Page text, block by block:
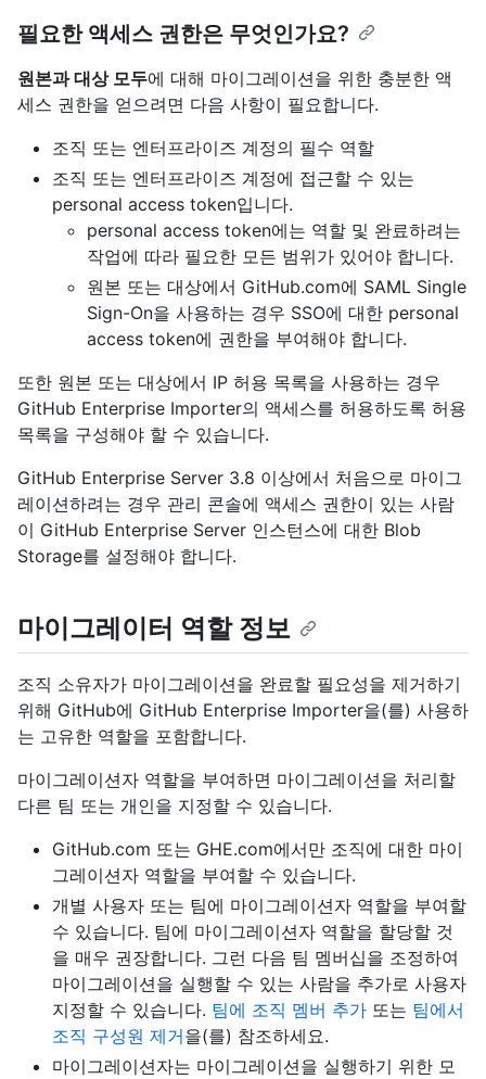
필요한 액세스 권한은 무엇인가요?
원본과 대상 모두에 대해 마이그레이션을 위한 충분한 액
세스 권한을 얻으려면 다음 사항이 필요합니다.
조직 또는 엔터프라이즈 계정의 필수 역할
조직 또는 엔터프라이즈 계정에 접근할 수 있는
personal access token입니다.
personal access token에는 역할 및 완료하려는
작업에 따라 필요한 모든 범위가 있어야 합니다.
원본 또는 대상에서 GitHub.com에 SAML Single
Sign-On을 사용하는 경우 SSO에 대한 personal
access token에 권한을 부여해야 합니다.
또한 원본 또는 대상에서 IP 허용 목록을 사용하는 경우
GitHub Enterprise Importer의 액세스를 허용하도록 허용
목록을 구성해야 할 수 있습니다.
GitHub Enterprise Server 3.8 이상에서 처음으로 마이그
레이션하려는 경우 관리 콘솔에 액세스 권한이 있는 사람
이 GitHub Enterprise Server 인스턴스에 대한 Blob
Storage를 설정해야 합니다.
마이그레이터 역할 정보
조직 소유자가 마이그레이션을 완료할 필요성을 제거하기
위해 GitHub에 GitHub Enterprise Importer을(를) 사용하
는 고유한 역할을 포함합니다.
마이그레이션자 역할을 부여하면 마이그레이션을 처리할
다른 팀 또는 개인을 지정할 수 있습니다.
GitHub.com 또는 GHE.com에서만 조직에 대한 마이
그레이션자 역할을 부여할 수 있습니다.
개별 사용자 또는 팀에 마이그레이션자 역할을 부여할
수 있습니다. 팀에 마이그레이션자 역할을 할당할 것
을 매우 권장합니다. 그런 다음 팀 멤버십을 조정하여
마이그레이션을 실행할 수 있는 사람을 추가로 사용자
지정할 수 있습니다. 팀에 조직 멤버 추가 또는 팀에서
조직 구성원 제거을(를) 참조하세요.
마이그레이션자는 마이그레이션을 실행하기 위한 모